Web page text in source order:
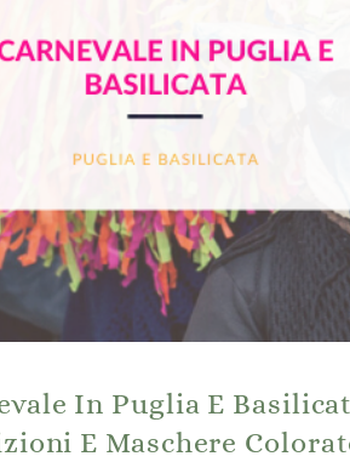
In Puglia E
E Maschere